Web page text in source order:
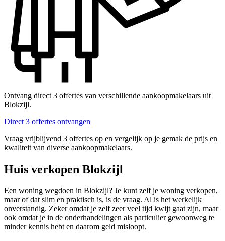
Ontvang direct 3 offertes van verschillende aankoopmakelaars uit
Blokzijl.
Direct 3 offertes ontvangen
Vraag vrijblijvend 3 offertes op en vergelijk op je gemak de prijs en
kwaliteit van diverse aankoopmakelaars.
Huis verkopen Blokzijl
Een woning wegdoen in Blokzijl? Je kunt zelf je woning verkopen,
maar of dat slim en praktisch is, is de vraag. Al is het werkelijk
onverstandig. Zeker omdat je zelf zeer veel tijd kwijt gaat zijn, maar
ook omdat je in de onderhandelingen als particulier gewoonweg te
minder kennis hebt en daarom geld misloopt.